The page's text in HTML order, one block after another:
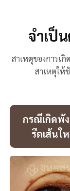
จำเป็
สาเหตุของการเ
สาเหตุให้
กรณีเกิดพั
รีดเส้นใ